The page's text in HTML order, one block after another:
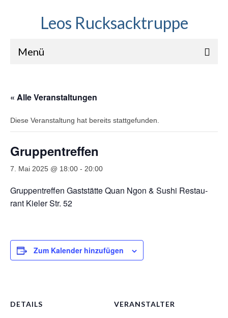
Leos Rucksacktruppe
Menü
Wanderkalender
Impressionen
« Alle Veranstaltungen
Diese Veranstaltung hat bereits stattgefunden.
Gruppentreffen
7. Mai 2025 @ 18:00 - 20:00
Grup­pen­tref­fen Gast­stät­te Quan Ngon & Sushi Restau­
rant Kie­ler Str. 52
Zum Kalender hinzufügen
DETAILS VERANSTALTER